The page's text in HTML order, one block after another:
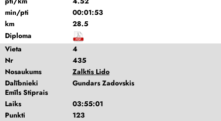
min/pti
00:01:53
km
28.5
Diploma
Vieta
4
Nr
435
Nosaukums
Zalktis Lido
Dalībnieki
Gundars Zadovskis
Emīls Stiprais
Laiks
03:55:01
Punkti
123